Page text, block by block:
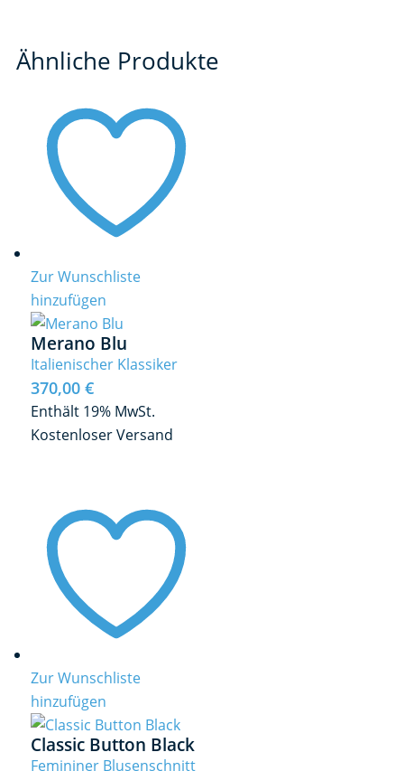
Ähnliche Produkte
Zur Wunschliste
hinzufügen
Merano Blu
Italienischer Klassiker
370,00 €
Enthält 19% MwSt.
Kostenloser Versand
Zur Wunschliste
hinzufügen
Classic Button Black
Femininer Blusenschnitt